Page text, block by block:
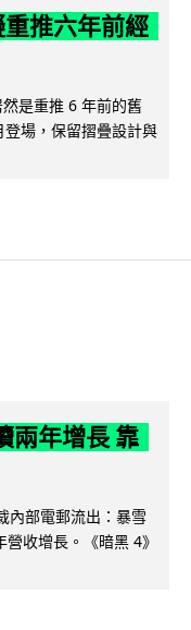
推六年前經
是重推 6 年前的舊
場，保留摺疊設計與
兩年增長 靠
內部電郵流出：暴雪
收增長。《暗黑 4》